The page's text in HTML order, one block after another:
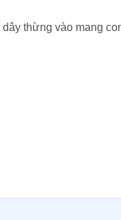
thừng vào mang